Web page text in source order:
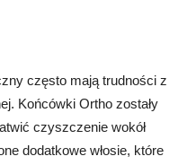
często mają trudności z
Końcówki Ortho zostały
czyszczenie wokół
dodatkowe włosie, które